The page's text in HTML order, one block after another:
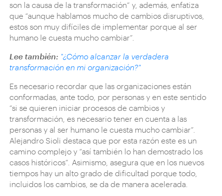
son la causa de la transformación” y, además, enfatiza
que “aunque hablamos mucho de cambios disruptivos,
estos son muy difíciles de implementar porque al ser
humano le cuesta mucho cambiar”.
Lee también: "¿Cómo alcanzar la verdadera
transformación en mi organización?"
Es necesario recordar que las organizaciones están
conformadas, ante todo, por personas y en este sentido
“si se quieren iniciar procesos de cambios y
transformación, es necesario tener en cuenta a las
personas y al ser humano le cuesta mucho cambiar”.
Alejandro Sioli destaca que por esta razón este es un
camino complejo y “así también lo han demostrado los
casos históricos”. Asimismo, asegura que en los nuevos
tiempos hay un alto grado de dificultad porque todo,
incluidos los cambios, se da de manera acelerada.